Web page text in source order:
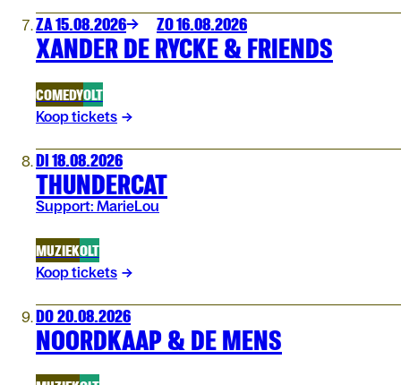
ZA 15.08.2026 ZO 16.08.2026
XANDER DE RYCKE & FRIENDS
COMEDYOLT
Koop tickets
DI 18.08.2026
THUNDERCAT
Support: MarieLou
MUZIEKOLT
Koop tickets
DO 20.08.2026
NOORDKAAP & DE MENS